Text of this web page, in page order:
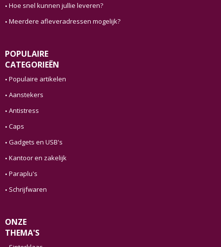
Hoe snel kunnen jullie leveren?
Meerdere afleveradressen mogelijk?
POPULAIRE
CATEGORIEËN
Populaire artikelen
Aanstekers
Antistress
Caps
Gadgets en USB's
Kantoor en zakelijk
Paraplu's
Schrijfwaren
ONZE
THEMA'S